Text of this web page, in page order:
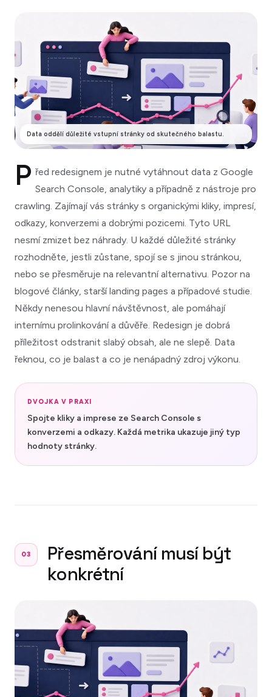
Data oddělí důležité vstupní stránky od skutečného balastu.
P řed redesignem je nutné vytáhnout data z Google
Search Console, analytiky a případně z nástroje pro
crawling. Zajímají vás stránky s organickými kliky, impresí,
odkazy, konverzemi a dobrými pozicemi. Tyto URL
nesmí zmizet bez náhrady. U každé důležité stránky
rozhodněte, jestli zůstane, spojí se s jinou stránkou,
nebo se přesměruje na relevantní alternativu. Pozor na
blogové články, starší landing pages a případové studie.
Někdy nenesou hlavní návštěvnost, ale pomáhají
internímu prolinkování a důvěře. Redesign je dobrá
příležitost odstranit slabý obsah, ale ne slepě. Data
řeknou, co je balast a co je nenápadný zdroj výkonu.
DVOJKA V PRAXI
Spojte kliky a imprese ze Search Console s
konverzemi a odkazy. Každá metrika ukazuje jiný typ
hodnoty stránky.
03
Přesměrování musí být
konkrétní